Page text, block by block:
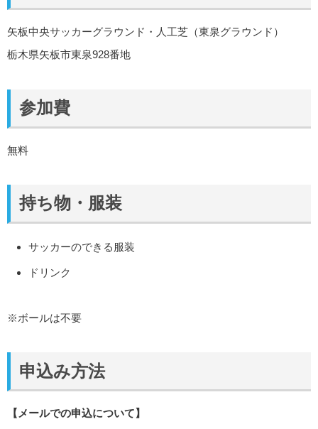
矢板中央サッカーグラウンド・人工芝（東泉グラウンド）
栃木県矢板市東泉928番地
参加費
無料
持ち物・服装
サッカーのできる服装
ドリンク
※ボールは不要
申込み方法
【メールでの申込について】